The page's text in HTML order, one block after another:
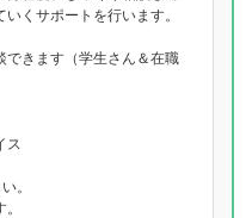
くサポートを行います。
できます（学生さん＆在職
ス
。